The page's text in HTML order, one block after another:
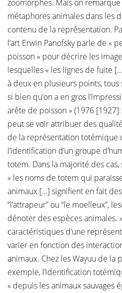
zoomorphes. Mais on remarque
métaphores animales dans les
contenu de la représentation.
l’art Erwin Panofsky parle de «
poisson » pour décrire les
lesquelles « les lignes de fuite
à deux en plusieurs points,
si bien qu’on a en gros
arête de poisson » (1976
peut se voir attribuer des
de la représentation totémique
l’identification d’un groupe
totem. Dans la majorité des
« les noms de totem qui
animaux […] signifient en fait
“l’attrapeur” ou “le moelleux”,
dénoter des espèces animales.
caractéristiques d’une
varier en fonction des
animaux. Chez les Wayuu de la
exemple, l’identification
« depuis les animaux sauvages